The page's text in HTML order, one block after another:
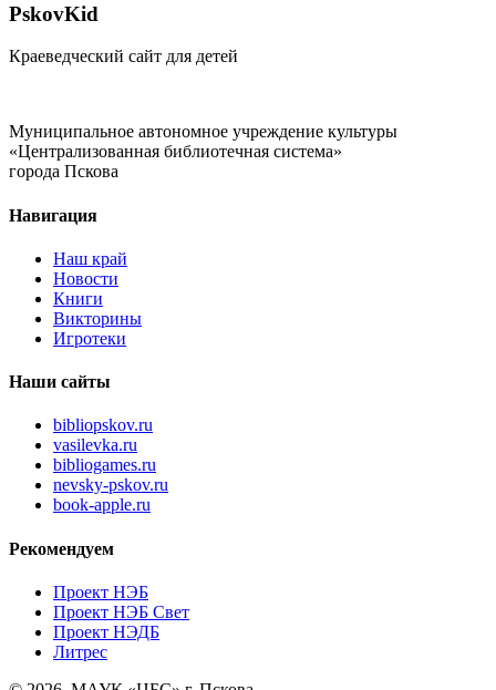
PskovKid
Краеведческий сайт для детей
Муниципальное автономное учреждение культуры
«Централизованная библиотечная система»
города Пскова
Навигация
Наш край
Новости
Книги
Викторины
Игротеки
Наши сайты
bibliopskov.ru
vasilevka.ru
bibliogames.ru
nevsky-pskov.ru
book-apple.ru
Рекомендуем
Проект НЭБ
Проект НЭБ Свет
Проект НЭДБ
Литрес